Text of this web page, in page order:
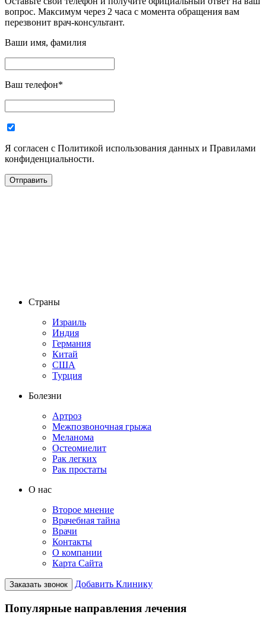
вопрос. Максимум через 2 часа с момента обращения вам
перезвонит врач-консультант.
Ваши имя, фамилия
Ваш телефон*
Я согласен с Политикой использования данных и Правилами
конфиденциальности.
Страны
Израиль
Индия
Германия
Китай
США
Турция
Болезни
Артроз
Межпозвоночная грыжа
Меланома
Остеомиелит
Рак легких
Рак простаты
О нас
Второе мнение
Врачебная тайна
Врачи
Контакты
О компании
Карта Сайта
Заказать звонок Добавить Клинику
Популярные направления лечения